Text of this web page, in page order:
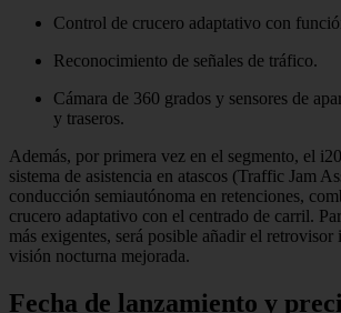
Control de crucero adaptativo con
Reconocimiento de señales de tráfico.
Cámara de 360 grados y sensores de
y traseros.
Además, por primera vez en el segmento, el
sistema de asistencia en atascos (Traffic Jam
conducción semiautónoma en retenciones,
crucero adaptativo con el centrado de carril.
más exigentes, será posible añadir el
visión nocturna mejorada.
Fecha de lanzamiento y